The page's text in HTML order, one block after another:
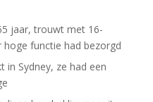
jaar, trouwt met 16-
functie had bezorgd
in Sydney, ze had een